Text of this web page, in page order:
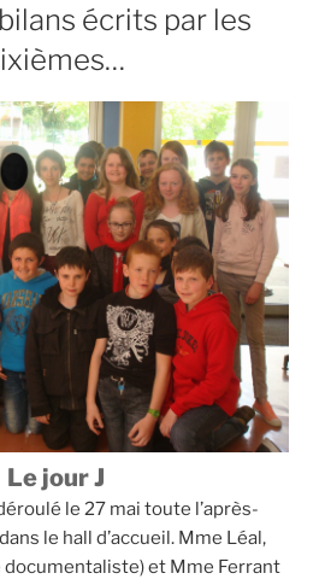
écrits par les
Le jour J
le 27 mai toute l’après-
le hall d’accueil. Mme Léal,
et Mme Ferrant